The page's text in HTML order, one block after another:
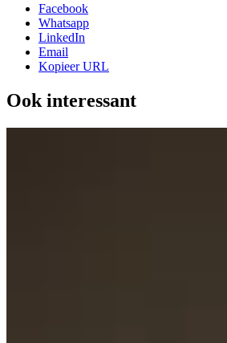
Facebook
Whatsapp
LinkedIn
Email
Kopieer URL
Ook interessant